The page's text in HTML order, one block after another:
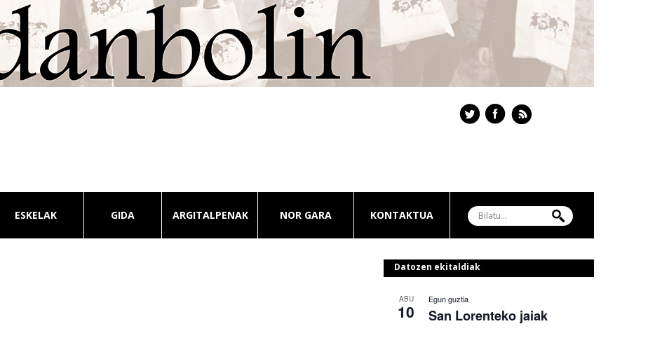
ESKELAK GIDA ARGITALPENAK NOR GARA KONTAKTUA
Datozen ekitaldiak
ABU
10
Egun guztia
San Lorenteko jaiak